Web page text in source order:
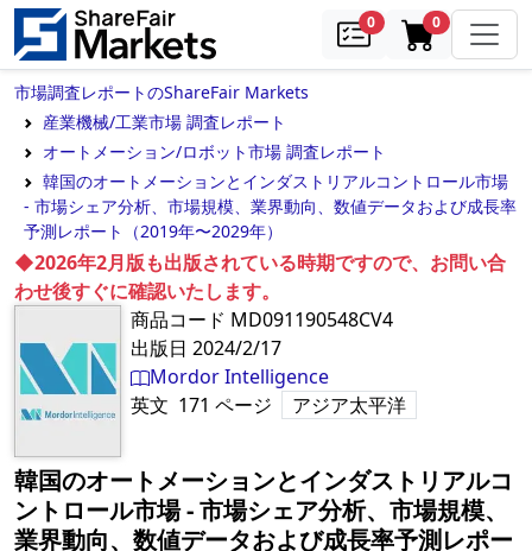
0samples0in cart
市場調査レポートのShareFair Markets
産業機械/工業市場 調査レポート
オートメーション/ロボット市場 調査レポート
韓国のオートメーションとインダストリアルコントロール市場
- 市場シェア分析、市場規模、業界動向、数値データおよび成長率
予測レポート（2019年〜2029年）
◆2026年2月版も出版されている時期ですので、お問い合
わせ後すぐに確認いたします。
商品コード MD091190548CV4
出版日 2024/2/17
Mordor Intelligence
英文 171 ページ アジア太平洋
韓国のオートメーションとインダストリアルコ
ントロール市場 - 市場シェア分析、市場規模、
業界動向、数値データおよび成長率予測レポー